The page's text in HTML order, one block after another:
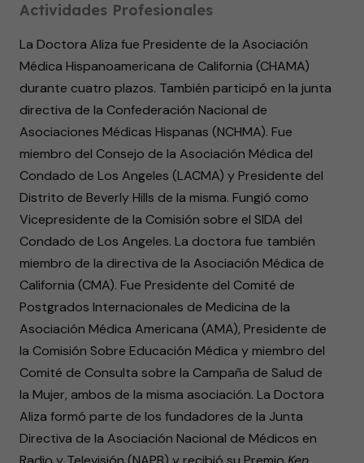
Actividades Profesionales
La Doctora Aliza fue Presidente de la Asociación
Médica Hispanoamericana de California (CHAMA)
durante cuatro plazos. También participó en la junta
directiva de la Confederación Nacional de
Asociaciones Médicas Hispanas (NCHMA). Fue
miembro del Consejo de la Asociación Médica del
Condado de Los Angeles (LACMA) y Presidente del
Distrito de Beverly Hills de la misma. Fungió como
Vicepresidente de la Comisión sobre el SIDA del
Condado de Los Angeles. La doctora fue también
miembro de la directiva de la Asociación Médica de
California (CMA). Fue Presidente del Comité de
Postgrados Internacionales de Medicina de la
Asociación Médica Americana (AMA), Presidente de
la Comisión Sobre Educación Médica y miembro del
Comité de Consulta sobre la Campaña de Salud de
la Mujer, ambos de la misma asociación. La Doctora
Aliza formó parte de los fundadores de la Junta
Directiva de la Asociación Nacional de Médicos en